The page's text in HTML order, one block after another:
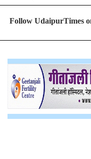
Follow UdaipurTimes